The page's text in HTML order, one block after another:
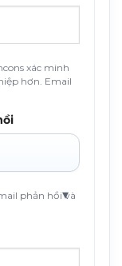
xác minh
hơn. Email
phản hồi và